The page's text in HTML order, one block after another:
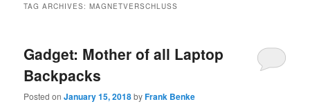
TAG ARCHIVES:MAGNETVERSCHLUSS
Gadget: Mother of all Laptop
Backpacks
Posted onJanuary 15, 2018byFrank Benke